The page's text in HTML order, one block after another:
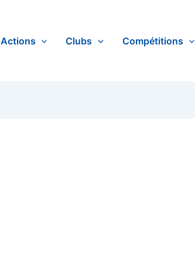
Actions Clubs Compétitions